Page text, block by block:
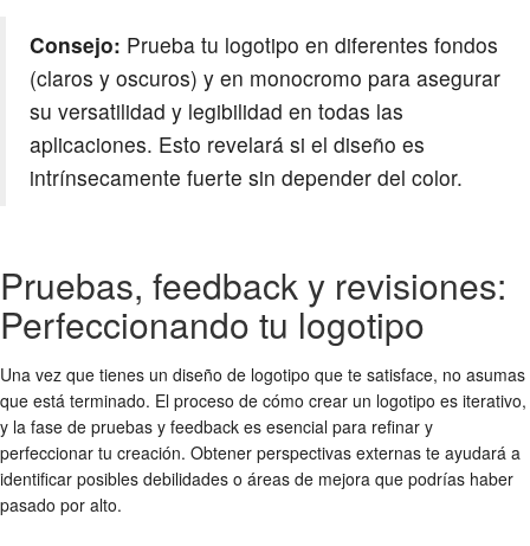
Consejo: Prueba tu logotipo en diferentes fondos
(claros y oscuros) y en monocromo para asegurar
su versatilidad y legibilidad en todas las
aplicaciones. Esto revelará si el diseño es
intrínsecamente fuerte sin depender del color.
Pruebas, feedback y revisiones:
Perfeccionando tu logotipo
Una vez que tienes un diseño de logotipo que te satisface, no asumas
que está terminado. El proceso de cómo crear un logotipo es iterativo,
y la fase de pruebas y feedback es esencial para refinar y
perfeccionar tu creación. Obtener perspectivas externas te ayudará a
identificar posibles debilidades o áreas de mejora que podrías haber
pasado por alto.